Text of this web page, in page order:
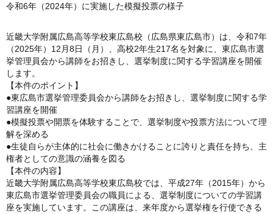
令和6年（2024年）に実施した模擬投票の様子
近畿大学附属広島高等学校東広島校（広島県東広島市）は、令和7年
（2025年）12月8日（月）、高校2年生217名を対象に、東広島市選
挙管理員会から講師をお招きし、選挙制度に関する学習講座を開催
します。
【本件のポイント】
●東広島市選挙管理委員会から講師をお招きし、選挙制度に関する学
習講座を開催
●模擬投票や開票を体験することで、選挙制度や投票方法について理
解を深める
●生徒自らが主体的に社会に働きかけることに誇りと責任を持ち、主
権者としての意識の涵養を図る
【本件の内容】
近畿大学附属広島高等学校東広島校では、平成27年（2015年）から
東広島市選挙管理委員会の職員による、選挙制度についての学習講
座を実施しています。この講座は、来年度から選挙権を行使できる